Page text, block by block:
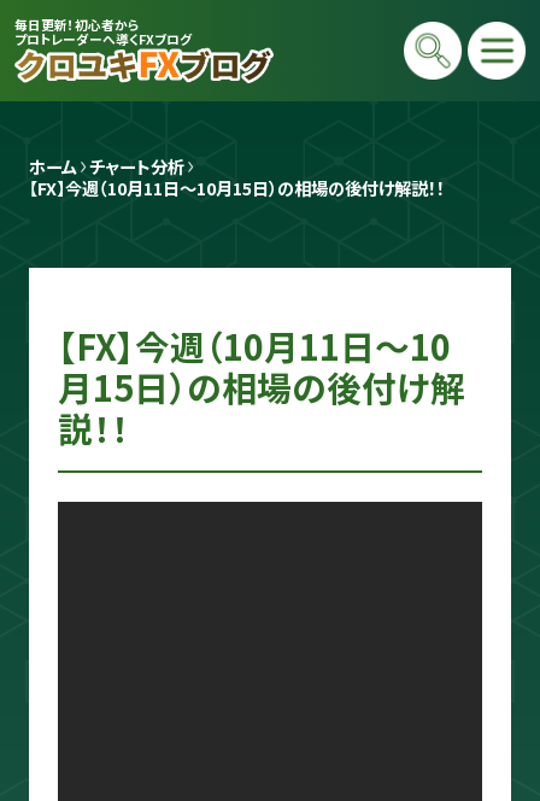
毎日更新！初心者から
プロトレーダーへ導くFXブログ
プロトレーダー
クロユキ
2020年にFXを開始し億トレ達成📈 現在
は毎日LIVEで初心者向けに「勝てる考え
方」と手法を解説。商材は一切販売せず、Y
ホーム チャート分析
【FX】今週（10月11日〜10月15日）の相場の後付け解説！！
【FX】今週（10月11日〜10
月15日）の相場の後付け解
説！！